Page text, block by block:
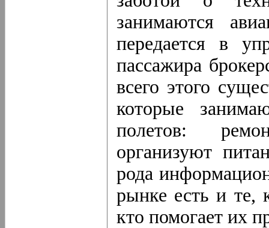
занимаются
передается в
пассажира
всего этого
которые
полетов:
организуют
рода
рынке есть и те,
кто помогает их